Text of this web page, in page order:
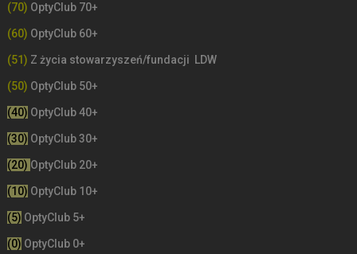
(70) OptyClub 70+
(60) OptyClub 60+
(51) Z życia stowarzyszeń/fundacji LDW
(50) OptyClub 50+
(40) OptyClub 40+
(30) OptyClub 30+
(20) OptyClub 20+
(10) OptyClub 10+
(5) OptyClub 5+
(0) OptyClub 0+